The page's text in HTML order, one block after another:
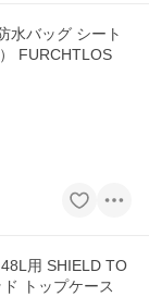
水バッグ シート
FURCHTLOS
用 SHIELD TO
トップケース